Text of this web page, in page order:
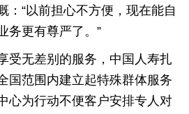
：“以前担心不方便，现在能自
务更有尊严了。”
受无差别的服务，中国人寿扎
国范围内建立起特殊群体服务
心为行动不便客户安排专人对